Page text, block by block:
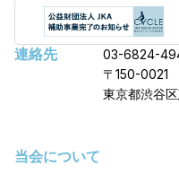
連絡先
03-6824-
〒150-0021
東京都渋谷
当会について